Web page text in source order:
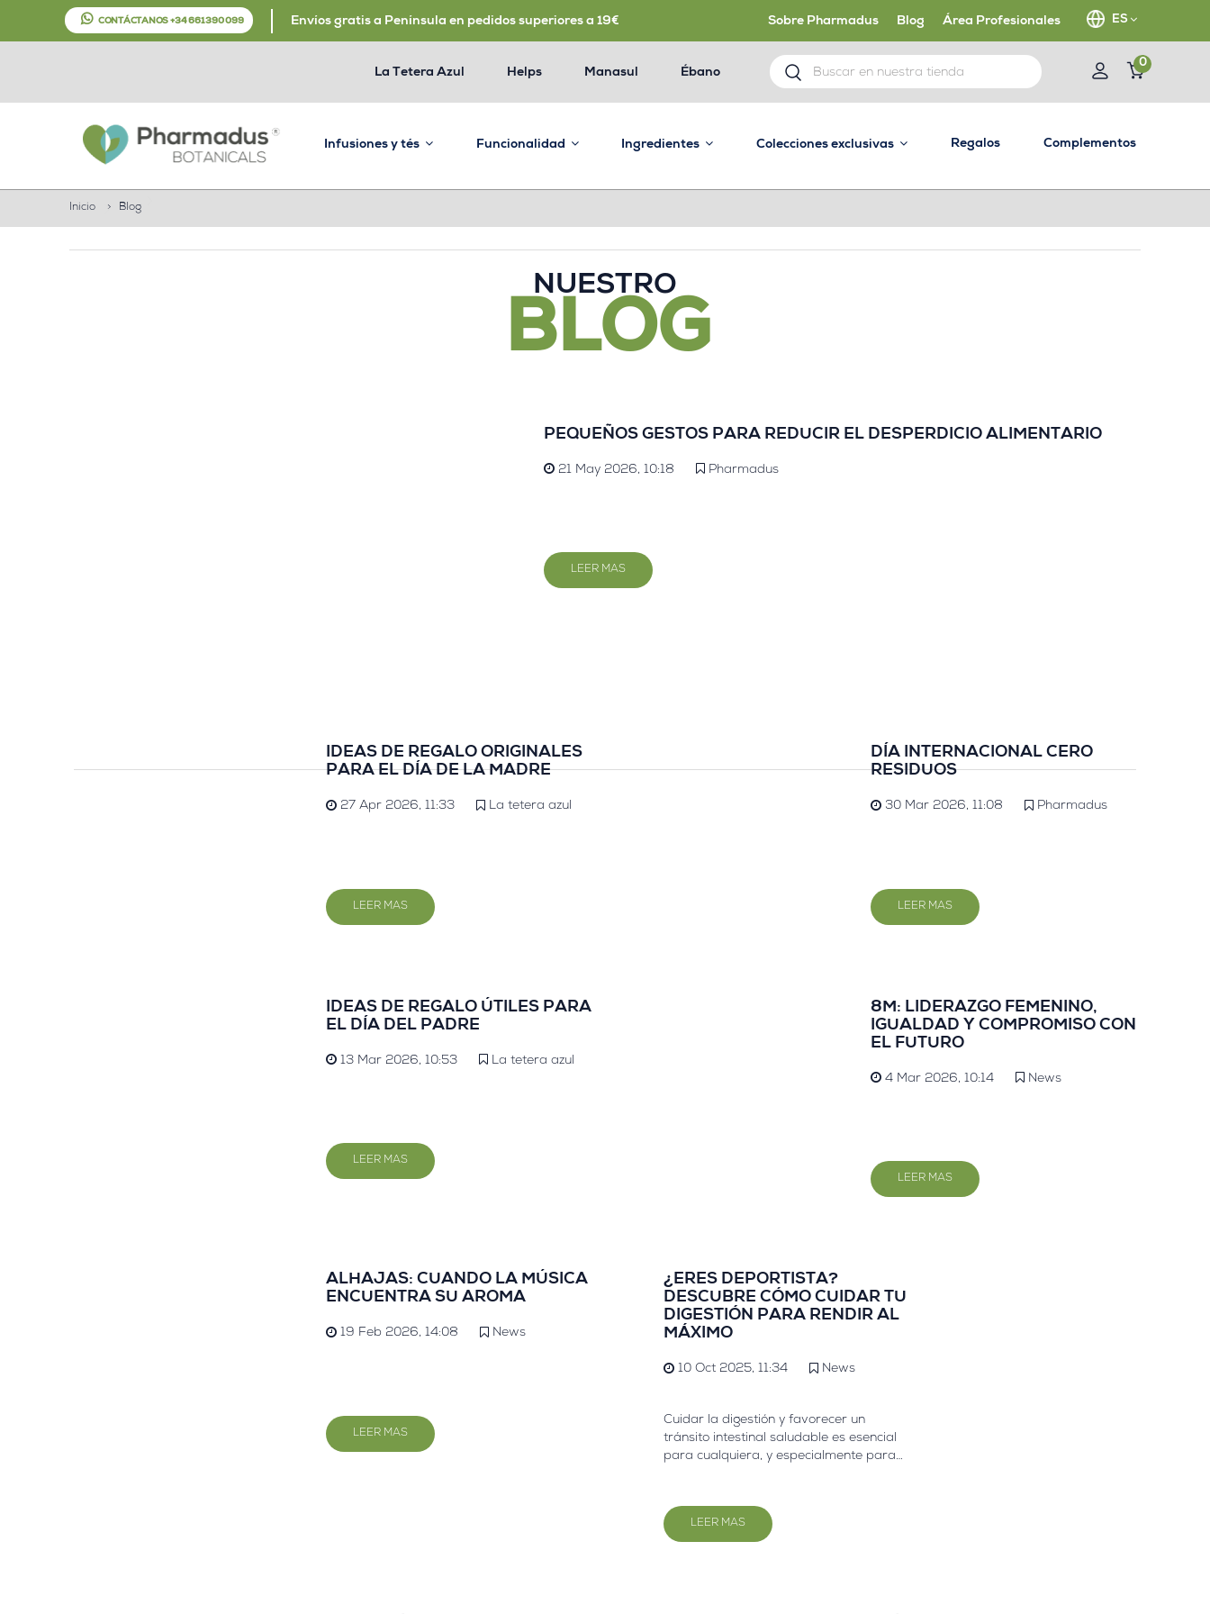
ES
CONTÁCTANOS +34 661 390 099 Envíos gratis a Península en pedidos superiores a 19€ Sobre Pharmadus Blog Área Profesionales
0
La Tetera Azul Helps Manasul Ébano
Infusiones y tés Funcionalidad Ingredientes Colecciones exclusivas Regalos Complementos
Inicio > Blog
NUESTRO
BLOG
PEQUEÑOS GESTOS PARA REDUCIR EL DESPERDICIO ALIMENTARIO
21 May 2026, 10:18 Pharmadus
LEER MAS
IDEAS DE REGALO ORIGINALES
PARA EL DÍA DE LA MADRE
27 Apr 2026, 11:33 La tetera azul
LEER MAS
DÍA INTERNACIONAL CERO
RESIDUOS
30 Mar 2026, 11:08 Pharmadus
LEER MAS
IDEAS DE REGALO ÚTILES PARA
EL DÍA DEL PADRE
13 Mar 2026, 10:53 La tetera azul
LEER MAS
8M: LIDERAZGO FEMENINO,
IGUALDAD Y COMPROMISO CON
EL FUTURO
4 Mar 2026, 10:14 News
LEER MAS
ALHAJAS: CUANDO LA MÚSICA
ENCUENTRA SU AROMA
19 Feb 2026, 14:08 News
LEER MAS
¿ERES DEPORTISTA?
DESCUBRE CÓMO CUIDAR TU
DIGESTIÓN PARA RENDIR AL
MÁXIMO
10 Oct 2025, 11:34 News
Cuidar la digestión y favorecer un
tránsito intestinal saludable es esencial
para cualquiera, y especialmente para
bienestar integral. ¿Qué podemos hacer
para mejorarlo?.
LEER MAS